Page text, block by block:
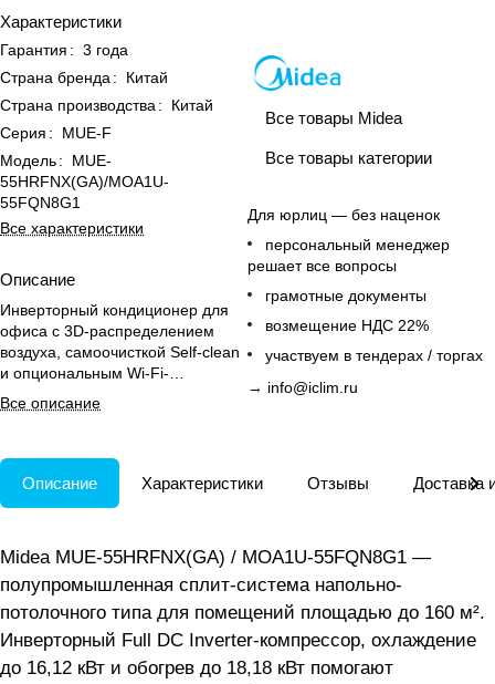
Характеристики
Гарантия : 3 года
Страна бренда :
Китай
Страна производства :
Китай
Серия :
MUE-F
Модель:
MUE-
55HRFNX(GA)/MOA1U-
55FQN8G1
Все характеристики
Описание
Инверторный кондиционер для
офиса с 3D-распределением
воздуха, самоочисткой Self-clean
и опциональным Wi-Fi-
управлением, рассчитан на
большие помещения.
Все описание
Все товары Midea
Все товары категории
Для юрлиц — без наценок
персональный менеджер
решает все вопросы
грамотные документы
возмещение НДС 22%
участвуем в тендерах / торгах
→ info@iclim.ru
Описание Характеристики Отзывы Доставка
Midea MUE-55HRFNX(GA) / MOA1U-55FQN8G1 —
полупромышленная сплит-система напольно-
потолочного типа для помещений площадью до 160 м².
Инверторный Full DC Inverter-компрессор, охлаждение
до 16,12 кВт и обогрев до 18,18 кВт помогают